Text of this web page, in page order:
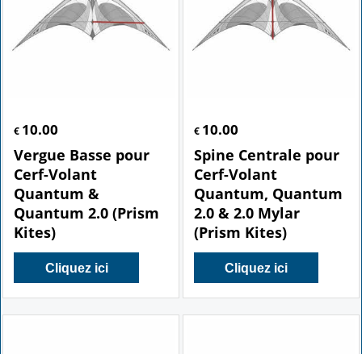
€ 10.00
Vergue Basse pour
Cerf-Volant
Quantum &
Quantum 2.0 (Prism
Kites)
Cliquez ici
€ 10.00
Spine Centrale pour
Cerf-Volant
Quantum, Quantum
2.0 & 2.0 Mylar
(Prism Kites)
Cliquez ici